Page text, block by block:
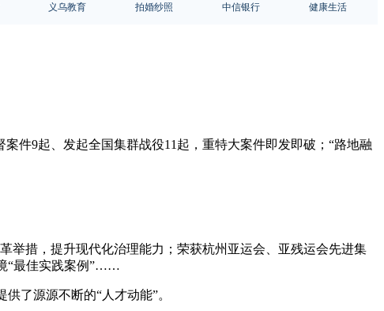
义乌教育 拍婚纱照 中信银行 健康生活
件9起、发起全国集群战役11起，重特大案件即发即破；“路地融
举措，提升现代化治理能力；荣获杭州亚运会、亚残运会先进集
“最佳实践案例”……
了源源不断的“人才动能”。